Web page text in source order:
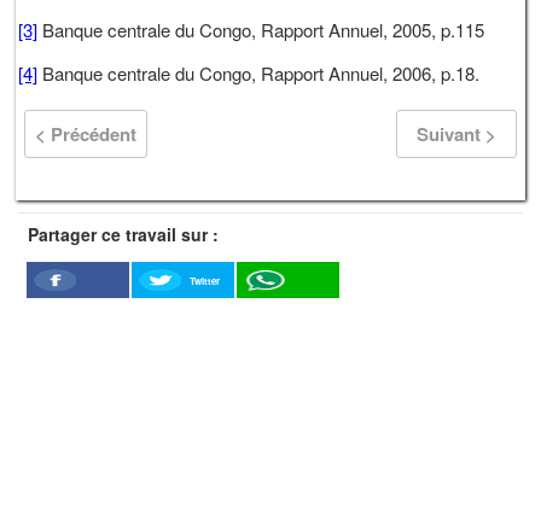
[3] Banque centrale du Congo, Rapport Annuel, 2005, p.115
[4] Banque centrale du Congo, Rapport Annuel, 2006, p.18.
< Précédent Suivant >
Partager ce travail sur :
Facebook
Twitter